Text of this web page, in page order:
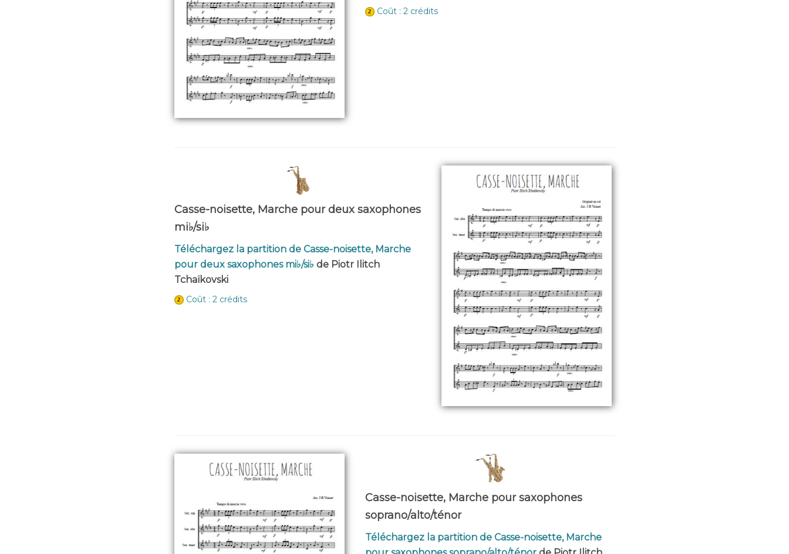
Coût : 2 crédits
Casse-noisette, Marche pour deux saxophones
mi♭/si♭
Téléchargez la partition de Casse-noisette, Marche
pour deux saxophones mi♭/si♭ de Piotr Ilitch
Tchaïkovski
Coût : 2 crédits
Casse-noisette, Marche pour saxophones
soprano/alto/ténor
Téléchargez la partition de Casse-noisette, Marche